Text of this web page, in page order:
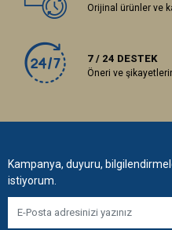
Orijinal ürünler ve
7 / 24 DESTEK
Öneri ve
Kampanya, duyuru,
istiyorum.